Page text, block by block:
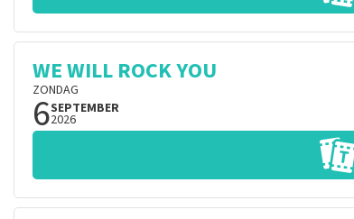
WE WILL ROCK YOU
ZONDAG
6SEPTEMBER
2026